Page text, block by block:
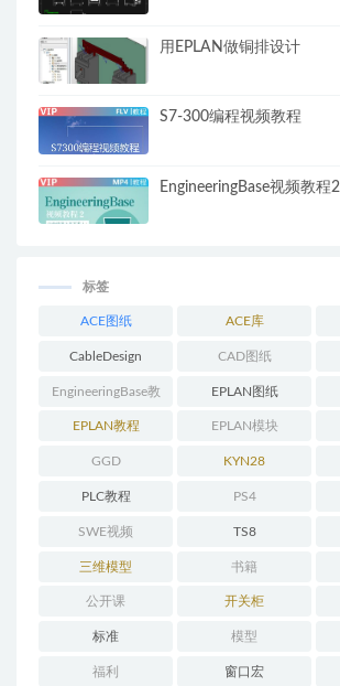
用EPLAN做铜排设计
S7-300编程视频教程
EngineeringBase视频教程2
标签
ACE图纸 ACE库
CableDesign CAD图纸
EngineeringBase教
程
EPLAN图纸
EPLAN教程 EPLAN模块
GGD KYN28
PLC教程 PS4
SWE视频 TS8
三维模型 书籍
公开课 开关柜
标准 模型
福利 窗口宏